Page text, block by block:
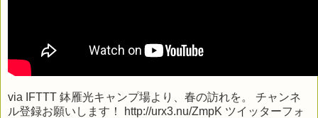
via IFTTT 鉢雁光キャンプ場より、春の訪れを。 チャンネ
ル登録お願いします！ http://urx3.nu/ZmpK ツイッターフォ